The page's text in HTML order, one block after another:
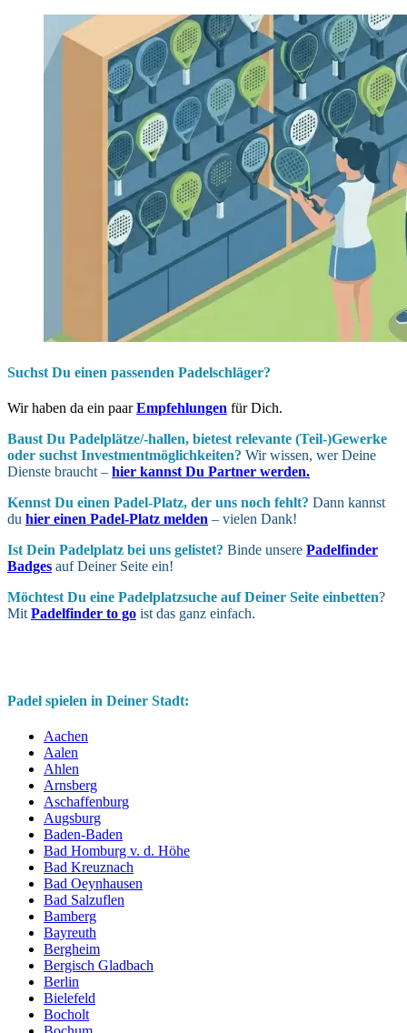
Suchst Du einen passenden Padelschläger?
Wir haben da ein paarEmpfehlungen für Dich.
Baust Du Padel­plätze/-hallen, bietest relevante (Teil-)Gewerke
oder suchst In­vest­ment­möglich­keiten? Wir wissen, wer Deine
Dienste braucht – hier kannst Du Partner werden.
Kennst Du einen Padel-Platz, der uns noch fehlt? Dann kannst
du hier einen Padel-Platz melden – vielen Dank!
Ist Dein Padel­platz bei uns gelistet? Binde unsere Padelfinder
Badges auf Deiner Seite ein!
Möchtest Du eine Padel­platz­suche auf Deiner Seite ein­betten?
MitPadelfinder to go ist das ganz einfach.
Padel spielen in Deiner Stadt:
Aachen
Aalen
Ahlen
Arnsberg
Aschaffenburg
Augsburg
Baden-Baden
Bad Homburg v. d. Höhe
Bad Kreuznach
Bad Oeynhausen
Bad Salzuflen
Bamberg
Bayreuth
Bergheim
Bergisch Gladbach
Berlin
Bielefeld
Bocholt